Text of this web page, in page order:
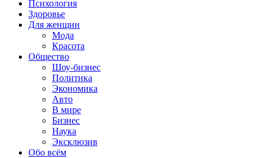
Психология
Здоровье
Для женщин
Мода
Красота
Общество
Шоу-бизнес
Политика
Экономика
Авто
В мире
Бизнес
Наука
Эксклюзив
Обо всём